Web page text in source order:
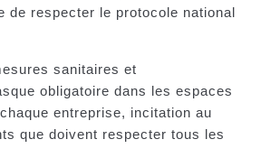
de respecter le protocole national
sanitaires et
obligatoire dans les espaces
entreprise, incitation au
que doivent respecter tous les